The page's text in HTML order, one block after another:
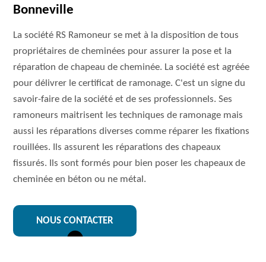
Bonneville
La société RS Ramoneur se met à la disposition de tous
propriétaires de cheminées pour assurer la pose et la
réparation de chapeau de cheminée. La société est agréée
pour délivrer le certificat de ramonage. C'est un signe du
savoir-faire de la société et de ses professionnels. Ses
ramoneurs maitrisent les techniques de ramonage mais
aussi les réparations diverses comme réparer les fixations
rouillées. Ils assurent les réparations des chapeaux
fissurés. Ils sont formés pour bien poser les chapeaux de
cheminée en béton ou ne métal.
NOUS CONTACTER